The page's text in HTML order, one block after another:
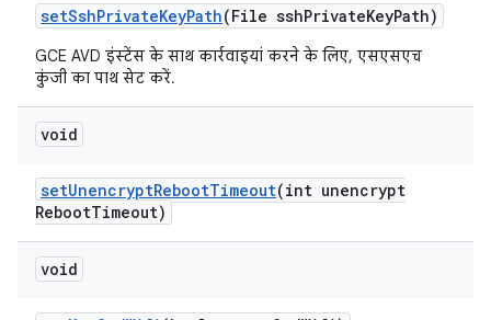
setSshPrivateKeyPath(File sshPrivateKeyPath)
GCE AVD इंस्टेंस के साथ कार्रवाइयां करने के लिए, एसएसएच
कुंजी का पाथ सेट करें.
void
setUnencryptRebootTimeout(int unencrypt
RebootTimeout)
void